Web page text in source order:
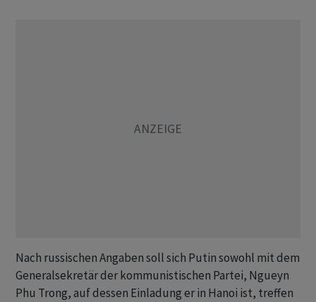
Nach russischen Angaben soll sich Putin sowohl mit dem
Generalsekretär der kommunistischen Partei, Ngueyn
Phu Trong, auf dessen Einladung er in Hanoi ist, treffen